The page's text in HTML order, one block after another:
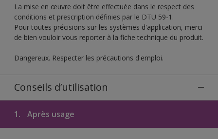
La mise en œuvre doit être effectuée dans le respect des
conditions et prescription définies par le DTU 59-1.
Pour toutes précisions sur les systèmes d'application, merci
de bien vouloir vous reporter à la fiche technique du produit.
Dangereux. Respecter les précautions d'emploi.
Conseils d’utilisation
1. Après usage